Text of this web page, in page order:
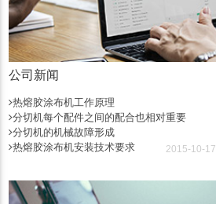
公司新闻
热熔胶涂布机工作原理
分切机每个配件之间的配合也相对重要
分切机的机械故障形成
热熔胶涂布机安装技术要求 2015-10-17